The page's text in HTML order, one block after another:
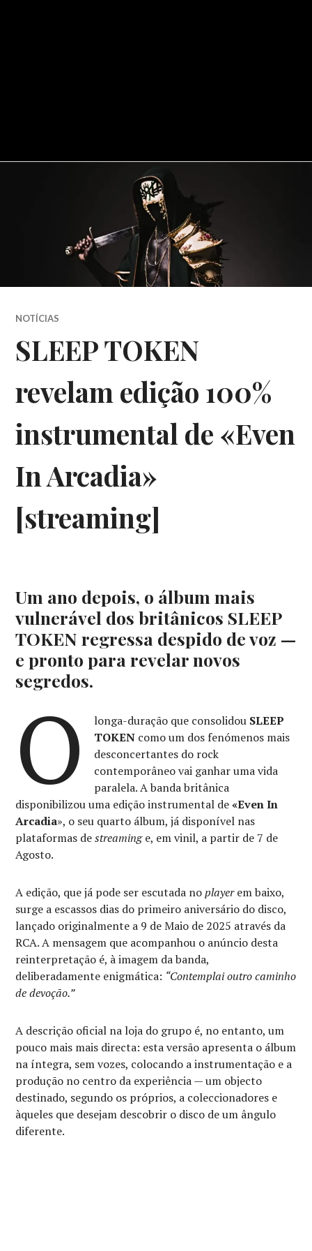
NOTÍCIAS
SLEEP TOKEN
revelam edição 100%
instrumental de «Even
In Arcadia»
[streaming]
Um ano depois, o álbum mais
vulnerável dos britânicos SLEEP
TOKEN regressa despido de voz —
e pronto para revelar novos
segredos.
O longa-duração que consolidou SLEEP
TOKENcomo um dos fenómenos mais
desconcertantes do rock
contemporâneo vai ganhar uma vida
paralela. A banda britânica
disponibilizou uma edição instrumental de«Even In
Arcadia», o seu quarto álbum, já disponível nas
plataformas destreaminge, em vinil, a partir de 7 de
Agosto.
A edição, que já pode ser escutada noplayerem baixo,
surge a escassos dias do primeiro aniversário do disco,
lançado originalmente a 9 de Maio de 2025 através da
RCA. A mensagem que acompanhou o anúncio desta
reinterpretação é, à imagem da banda,
deliberadamente enigmática: “Contemplai outro caminho
de devoção.”
A descrição oficial na loja do grupo é, no entanto, um
pouco mais mais directa: esta versão apresenta o álbum
na íntegra, sem vozes, colocando a instrumentação e a
produção no centro da experiência — um objecto
destinado, segundo os próprios, a coleccionadores e
àqueles que desejam descobrir o disco de um ângulo
diferente.